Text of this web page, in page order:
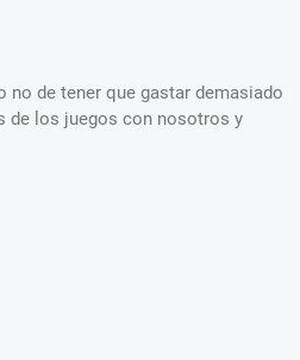
no de tener que gastar demasiado
de los juegos con nosotros y